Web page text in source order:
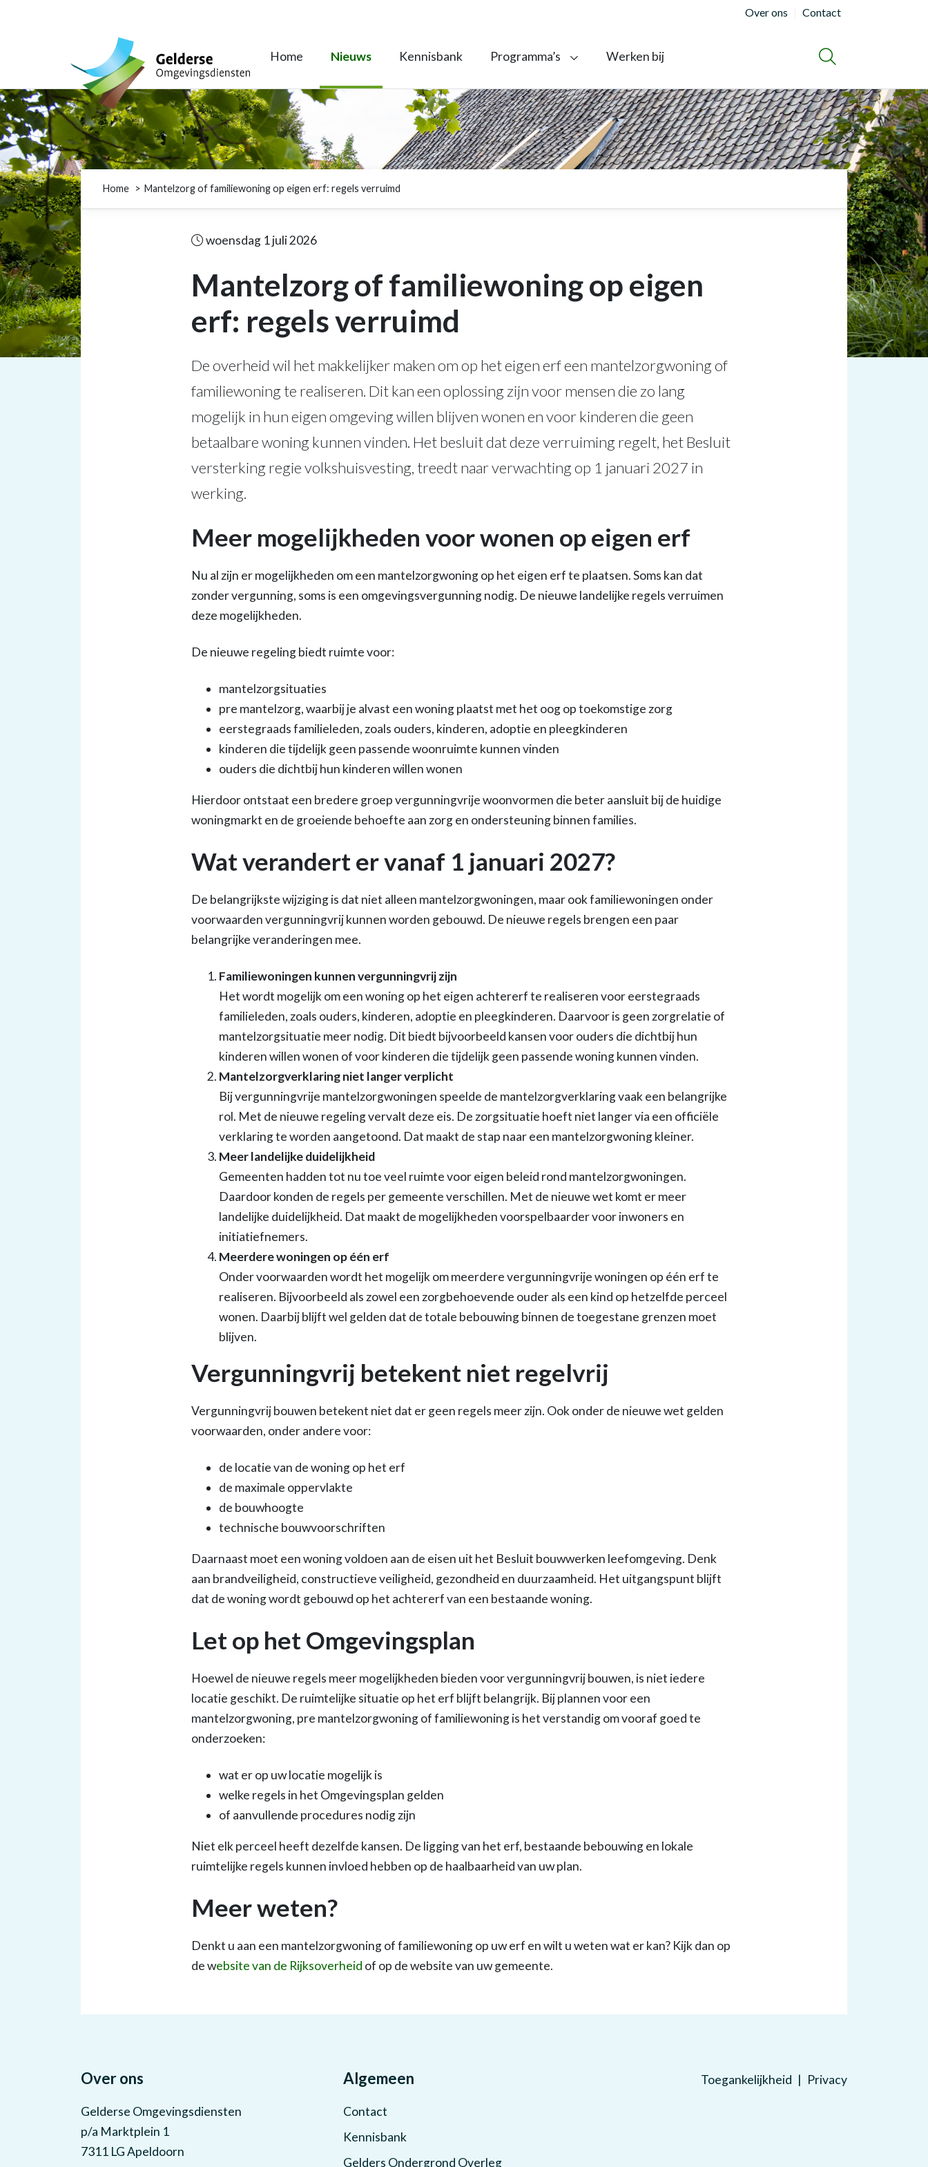
Over ons Contact
Gelderse Omgevingsdiensten
Home Nieuws Kennisbank Programma’s Werken bij ZOEKEN
Home Mantelzorg of familiewoning op eigen erf: regels verruimd
woensdag 1 juli 2026
Mantelzorg of familiewoning op eigen
erf: regels verruimd
De overheid wil het makkelijker maken om op het eigen erf een mantelzorgwoning of
familiewoning te realiseren. Dit kan een oplossing zijn voor mensen die zo lang
mogelijk in hun eigen omgeving willen blijven wonen en voor kinderen die geen
betaalbare woning kunnen vinden. Het besluit dat deze verruiming regelt, het Besluit
versterking regie volkshuisvesting, treedt naar verwachting op 1 januari 2027 in
werking.
Meer mogelijkheden voor wonen op eigen erf
Nu al zijn er mogelijkheden om een mantelzorgwoning op het eigen erf te plaatsen. Soms kan dat
zonder vergunning, soms is een omgevingsvergunning nodig. De nieuwe landelijke regels verruimen
deze mogelijkheden.
De nieuwe regeling biedt ruimte voor:
mantelzorgsituaties
pre mantelzorg, waarbij je alvast een woning plaatst met het oog op toekomstige zorg
eerstegraads familieleden, zoals ouders, kinderen, adoptie en pleegkinderen
kinderen die tijdelijk geen passende woonruimte kunnen vinden
ouders die dichtbij hun kinderen willen wonen
Hierdoor ontstaat een bredere groep vergunningvrije woonvormen die beter aansluit bij de huidige
woningmarkt en de groeiende behoefte aan zorg en ondersteuning binnen families.
Wat verandert er vanaf 1 januari 2027?
De belangrijkste wijziging is dat niet alleen mantelzorgwoningen, maar ook familiewoningen onder
voorwaarden vergunningvrij kunnen worden gebouwd. De nieuwe regels brengen een paar
belangrijke veranderingen mee.
Familiewoningen kunnen vergunningvrij zijn
Het wordt mogelijk om een woning op het eigen achtererf te realiseren voor eerstegraads
familieleden, zoals ouders, kinderen, adoptie en pleegkinderen. Daarvoor is geen zorgrelatie of
mantelzorgsituatie meer nodig. Dit biedt bijvoorbeeld kansen voor ouders die dichtbij hun
kinderen willen wonen of voor kinderen die tijdelijk geen passende woning kunnen vinden.
Mantelzorgverklaring niet langer verplicht
Bij vergunningvrije mantelzorgwoningen speelde de mantelzorgverklaring vaak een belangrijke
rol. Met de nieuwe regeling vervalt deze eis. De zorgsituatie hoeft niet langer via een officiële
verklaring te worden aangetoond. Dat maakt de stap naar een mantelzorgwoning kleiner.
Meer landelijke duidelijkheid
Gemeenten hadden tot nu toe veel ruimte voor eigen beleid rond mantelzorgwoningen.
Daardoor konden de regels per gemeente verschillen. Met de nieuwe wet komt er meer
landelijke duidelijkheid. Dat maakt de mogelijkheden voorspelbaarder voor inwoners en
initiatiefnemers.
Meerdere woningen op één erf
Onder voorwaarden wordt het mogelijk om meerdere vergunningvrije woningen op één erf te
realiseren. Bijvoorbeeld als zowel een zorgbehoevende ouder als een kind op hetzelfde perceel
wonen. Daarbij blijft wel gelden dat de totale bebouwing binnen de toegestane grenzen moet
blijven.
Vergunningvrij betekent niet regelvrij
Vergunningvrij bouwen betekent niet dat er geen regels meer zijn. Ook onder de nieuwe wet gelden
voorwaarden, onder andere voor:
de locatie van de woning op het erf
de maximale oppervlakte
de bouwhoogte
technische bouwvoorschriften
Daarnaast moet een woning voldoen aan de eisen uit het Besluit bouwwerken leefomgeving. Denk
aan brandveiligheid, constructieve veiligheid, gezondheid en duurzaamheid. Het uitgangspunt blijft
dat de woning wordt gebouwd op het achtererf van een bestaande woning.
Let op het Omgevingsplan
Hoewel de nieuwe regels meer mogelijkheden bieden voor vergunningvrij bouwen, is niet iedere
locatie geschikt. De ruimtelijke situatie op het erf blijft belangrijk. Bij plannen voor een
mantelzorgwoning, pre mantelzorgwoning of familiewoning is het verstandig om vooraf goed te
onderzoeken:
wat er op uw locatie mogelijk is
welke regels in het Omgevingsplan gelden
of aanvullende procedures nodig zijn
Niet elk perceel heeft dezelfde kansen. De ligging van het erf, bestaande bebouwing en lokale
ruimtelijke regels kunnen invloed hebben op de haalbaarheid van uw plan.
Meer weten?
Denkt u aan een mantelzorgwoning of familiewoning op uw erf en wilt u weten wat er kan? Kijk dan op
de website van de Rijksoverheid of op de website van uw gemeente.
Over ons
Gelderse Omgevingsdiensten
p/a Marktplein 1
7311 LG Apeldoorn
Algemeen
Contact
Kennisbank
Gelders Ondergrond Overleg
Toegankelijkheid Privacy